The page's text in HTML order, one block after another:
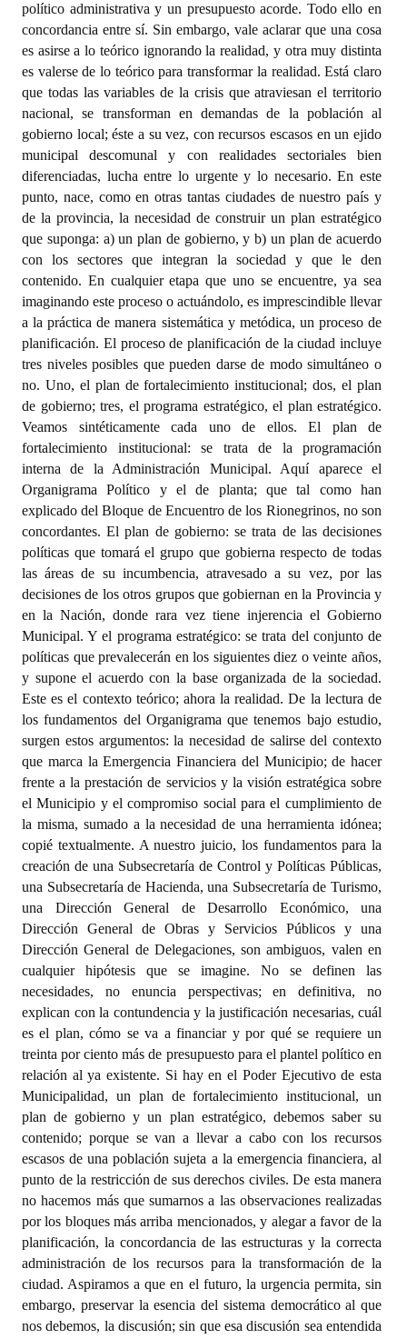
político administrativa y un presupuesto acorde. Todo ello en
concordancia entre sí. Sin embargo, vale aclarar que una cosa
es asirse a lo teórico ignorando la realidad, y otra muy distinta
es valerse de lo teórico para transformar la realidad. Está claro
que todas las variables de la crisis que atraviesan el territorio
nacional, se transforman en demandas de la población al
gobierno local; éste a su vez, con recursos escasos en un ejido
municipal descomunal y con realidades sectoriales bien
diferenciadas, lucha entre lo urgente y lo necesario. En este
punto, nace, como en otras tantas ciudades de nuestro país y
de la provincia, la necesidad de construir un plan estratégico
que suponga: a) un plan de gobierno, y b) un plan de acuerdo
con los sectores que integran la sociedad y que le den
contenido. En cualquier etapa que uno se encuentre, ya sea
imaginando este proceso o actuándolo, es imprescindible llevar
a la práctica de manera sistemática y metódica, un proceso de
planificación. El proceso de planificación de la ciudad incluye
tres niveles posibles que pueden darse de modo simultáneo o
no. Uno, el plan de fortalecimiento institucional; dos, el plan
de gobierno; tres, el programa estratégico, el plan estratégico.
Veamos sintéticamente cada uno de ellos. El plan de
fortalecimiento institucional: se trata de la programación
interna de la Administración Municipal. Aquí aparece el
Organigrama Político y el de planta; que tal como han
explicado del Bloque de Encuentro de los Rionegrinos, no son
concordantes. El plan de gobierno: se trata de las decisiones
políticas que tomará el grupo que gobierna respecto de todas
las áreas de su incumbencia, atravesado a su vez, por las
decisiones de los otros grupos que gobiernan en la Provincia y
en la Nación, donde rara vez tiene injerencia el Gobierno
Municipal. Y el programa estratégico: se trata del conjunto de
políticas que prevalecerán en los siguientes diez o veinte años,
y supone el acuerdo con la base organizada de la sociedad.
Este es el contexto teórico; ahora la realidad. De la lectura de
los fundamentos del Organigrama que tenemos bajo estudio,
surgen estos argumentos: la necesidad de salirse del contexto
que marca la Emergencia Financiera del Municipio; de hacer
frente a la prestación de servicios y la visión estratégica sobre
el Municipio y el compromiso social para el cumplimiento de
la misma, sumado a la necesidad de una herramienta idónea;
copié textualmente. A nuestro juicio, los fundamentos para la
creación de una Subsecretaría de Control y Políticas Públicas,
una Subsecretaría de Hacienda, una Subsecretaría de Turismo,
una Dirección General de Desarrollo Económico, una
Dirección General de Obras y Servicios Públicos y una
Dirección General de Delegaciones, son ambiguos, valen en
cualquier hipótesis que se imagine. No se definen las
necesidades, no enuncia perspectivas; en definitiva, no
explican con la contundencia y la justificación necesarias, cuál
es el plan, cómo se va a financiar y por qué se requiere un
treinta por ciento más de presupuesto para el plantel político en
relación al ya existente. Si hay en el Poder Ejecutivo de esta
Municipalidad, un plan de fortalecimiento institucional, un
plan de gobierno y un plan estratégico, debemos saber su
contenido; porque se van a llevar a cabo con los recursos
escasos de una población sujeta a la emergencia financiera, al
punto de la restricción de sus derechos civiles. De esta manera
no hacemos más que sumarnos a las observaciones realizadas
por los bloques más arriba mencionados, y alegar a favor de la
planificación, la concordancia de las estructuras y la correcta
administración de los recursos para la transformación de la
ciudad. Aspiramos a que en el futuro, la urgencia permita, sin
embargo, preservar la esencia del sistema democrático al que
nos debemos, la discusión; sin que esa discusión sea entendida